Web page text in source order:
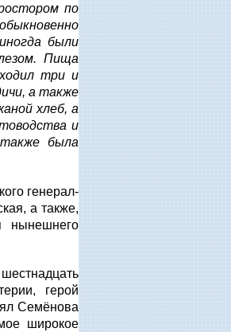
по
были
Пища
три и
а также
хлеб, а
и
также была
генерал-
а также,
нынешнего
герой
Семёнова
широкое